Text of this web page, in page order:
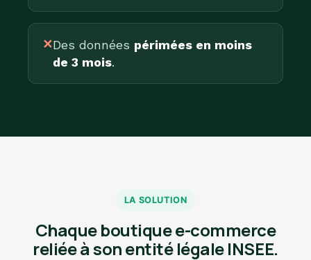
✕Des données périmées en moins
de 3 mois.
LA SOLUTION
Chaque boutique e-commerce
reliée à son entité légale INSEE.